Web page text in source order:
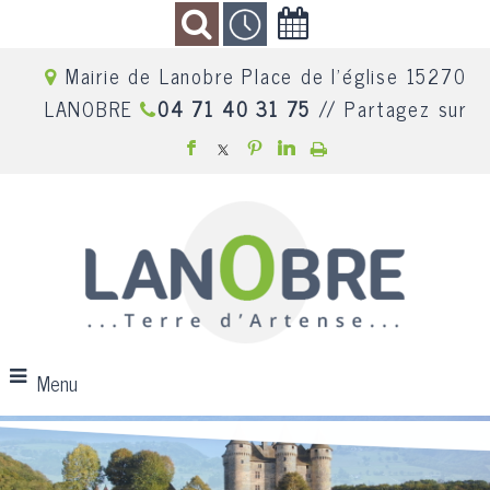
Mairie de Lanobre Place de l'église 15270
LANOBRE 04 71 40 31 75 // Partagez sur
Menu